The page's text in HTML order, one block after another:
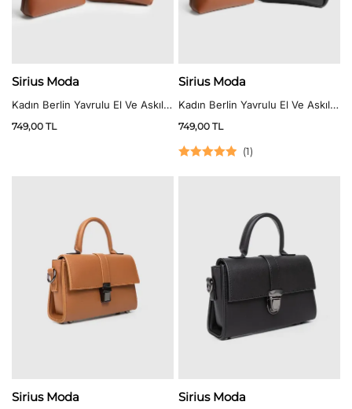
Sirius Moda
Kadın Berlin Yavrulu El Ve Askılı
749,00 TL
Sirius Moda
Kadın Berlin Yavrulu El Ve Askılı
749,00 TL
(1)
Sirius Moda Sirius Moda